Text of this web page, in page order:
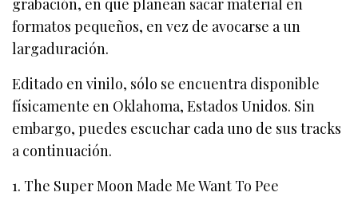
formatos pequeños, en vez de avocarse a un
largaduración.
Editado en vinilo, sólo se encuentra disponible
físicamente en Oklahoma, Estados Unidos. Sin
embargo, puedes escuchar cada uno de sus tracks
a continuación.
1. The Super Moon Made Me Want To Pee